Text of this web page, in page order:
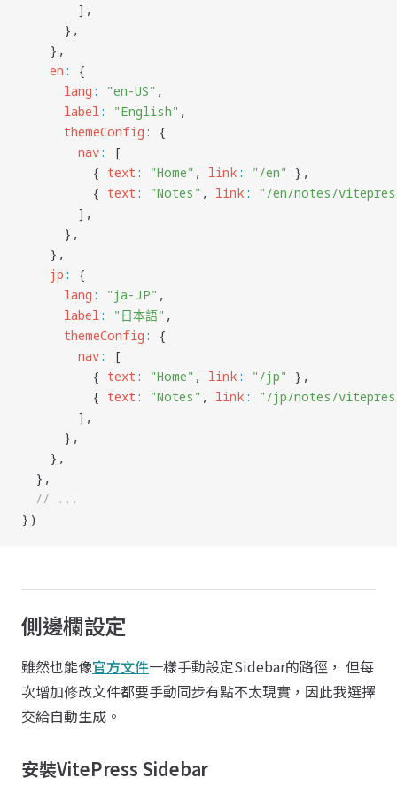
        ],
      },
    },
    en
:
{
      lang
: "en-US" ,
      label
: "English" ,
      themeConfig
:
{
        nav
:
[
          {
text : "Home" , link : " /en"
},
          {
text : "Notes " , link : " /en/notes/
        ],
      },
    },
    jp
:
{
      lang
: "ja-JP" ,
      label
: " 日本語" ,
      themeConfig
:
{
        nav
:
[
          {
text : "Home" , link : " /jp"
},
          {
text : "Notes " , link : " /jp/notes/
        ],
      },
    },
  },
  // ...
})
側邊欄設定
雖然也能像官方文件一樣手動設定Sidebar的路徑， 但每
次增加修改文件都要手動同步有點不太現實，因此我選擇
交給自動生成。
安裝VitePress Sidebar